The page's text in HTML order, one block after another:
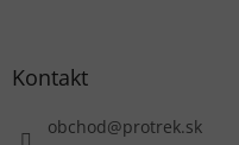
Kontakt
obchod@protrek.sk